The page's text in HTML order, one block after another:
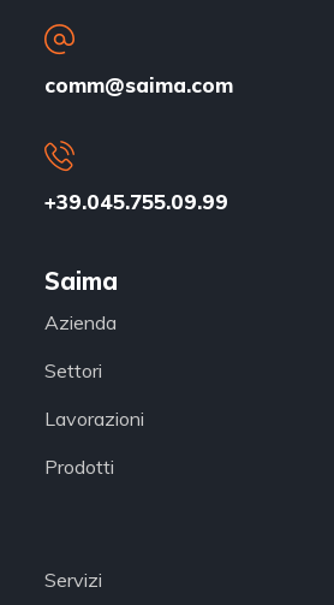
comm@saima.com
+39.045.755.09.99
Saima
Azienda
Settori
Lavorazioni
Prodotti
Servizi